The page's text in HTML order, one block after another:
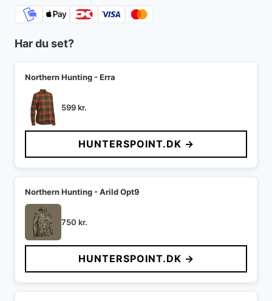
Har du set?
Northern Hunting - Erra
599kr.
HUNTERSPOINT.DK →
Northern Hunting - Arild Opt9
750 kr.
HUNTERSPOINT.DK →